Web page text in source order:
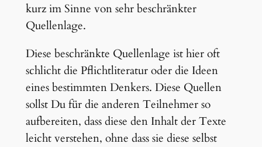
kurz im Sinne von sehr beschränkter
Quellenlage.
Diese beschränkte Quellenlage ist hier oft
schlicht die Pflichtliteratur oder die Ideen
eines bestimmten Denkers. Diese Quellen
sollst Du für die anderen Teilnehmer so
aufbereiten, dass diese den Inhalt der Texte
leicht verstehen, ohne dass sie diese selbst